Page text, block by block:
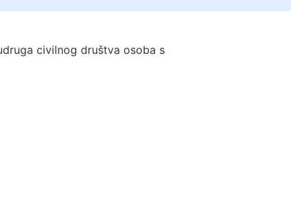
civilnog društva osoba s